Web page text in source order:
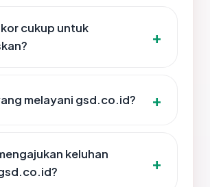
cukup untuk
melayani gsd.co.id?
keluhan